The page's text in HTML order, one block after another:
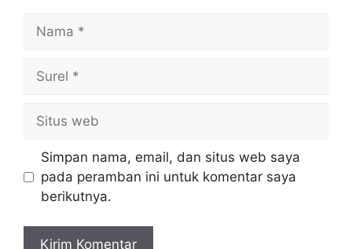
web
Simpan nama, email, dan situs web saya
pada peramban ini untuk komentar saya
berikutnya.